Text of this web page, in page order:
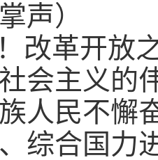
声）
改革开放
会主义的
人民不懈
综合国力